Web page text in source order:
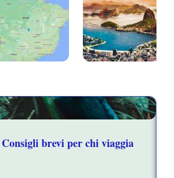
brevi per chi viaggia